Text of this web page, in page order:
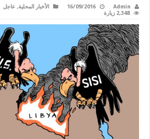
Admin
16/09/2016 الأخبار المحلية, عاجل
2,348 زيارة